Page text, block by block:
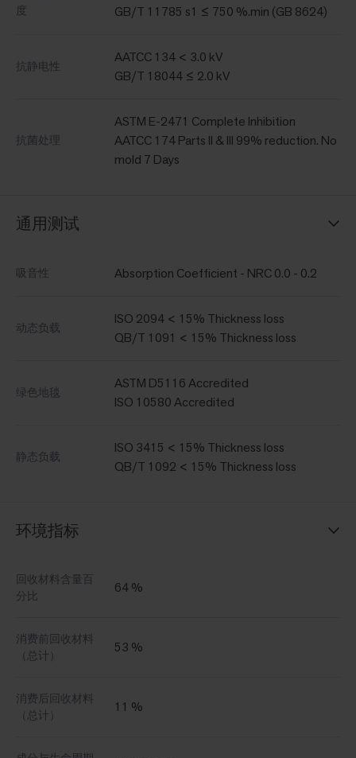
度
GB/T 11785 s1 ≤ 750 %.min (GB 8624)
抗静电性
AATCC 134 < 3.0 kV
GB/T 18044 ≤ 2.0 kV
抗菌处理
ASTM E-2471 Complete Inhibition
AATCC 174 Parts II & III 99% reduction. No
mold 7 Days
通用测试
吸音性 Absorption Coefficient - NRC 0.0 - 0.2
动态负载
ISO 2094 < 15% Thickness loss
QB/T 1091 < 15% Thickness loss
绿色地毯
ASTM D5116 Accredited
ISO 10580 Accredited
静态负载
ISO 3415 < 15% Thickness loss
QB/T 1092 < 15% Thickness loss
环境指标
回收材料含量百
分比
64 %
消费前回收材料
（总计）
53 %
消费后回收材料
（总计）
11 %